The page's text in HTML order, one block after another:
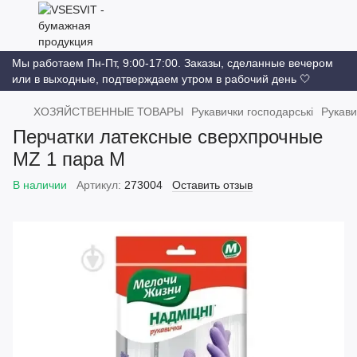
Мы работаем Пн-Пт, 9:00-17:00. Заказы, сделанные вечером
или в выходные, подтверждаем утром в рабочий день 🤍
ХОЗЯЙСТВЕННЫЕ ТОВАРЫ Рукавички господарські
Перчатки латексные сверхпрочные
MZ 1 пара M
В наличии Артикул: 273004 Оставить отзыв